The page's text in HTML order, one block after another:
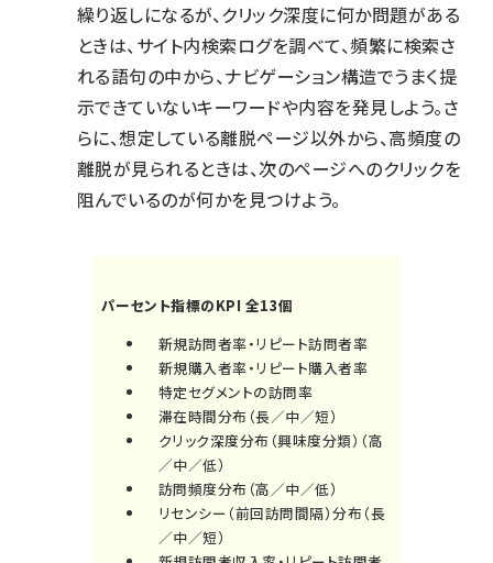
繰り返しになるが、クリック深度に何か問題がある
ときは、サイト内検索ログを調べて、頻繁に検索さ
れる語句の中から、ナビゲーション構造でうまく提
示できていないキーワードや内容を発見しよう。さ
らに、想定している離脱ページ以外から、高頻度の
離脱が見られるときは、次のページへのクリックを
阻んでいるのが何かを見つけよう。
パーセント指標のKPI 全13個
新規訪問者率・リピート訪問者率
新規購入者率・リピート購入者率
特定セグメントの訪問率
滞在時間分布（長／中／短）
クリック深度分布（興味度分類）（高
／中／低）
訪問頻度分布（高／中／低）
リセンシー（前回訪問間隔）分布（長
／中／短）